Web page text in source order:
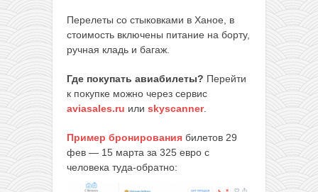
Перелеты со стыковками в Ханое, в
стоимость включены питание на борту,
ручная кладь и багаж.
Где покупать авиабилеты? Перейти
к покупке можно через сервис
aviasales.ru или skyscanner.
Пример бронирования билетов 29
фев — 15 марта за 325 евро с
человека туда-обратно: